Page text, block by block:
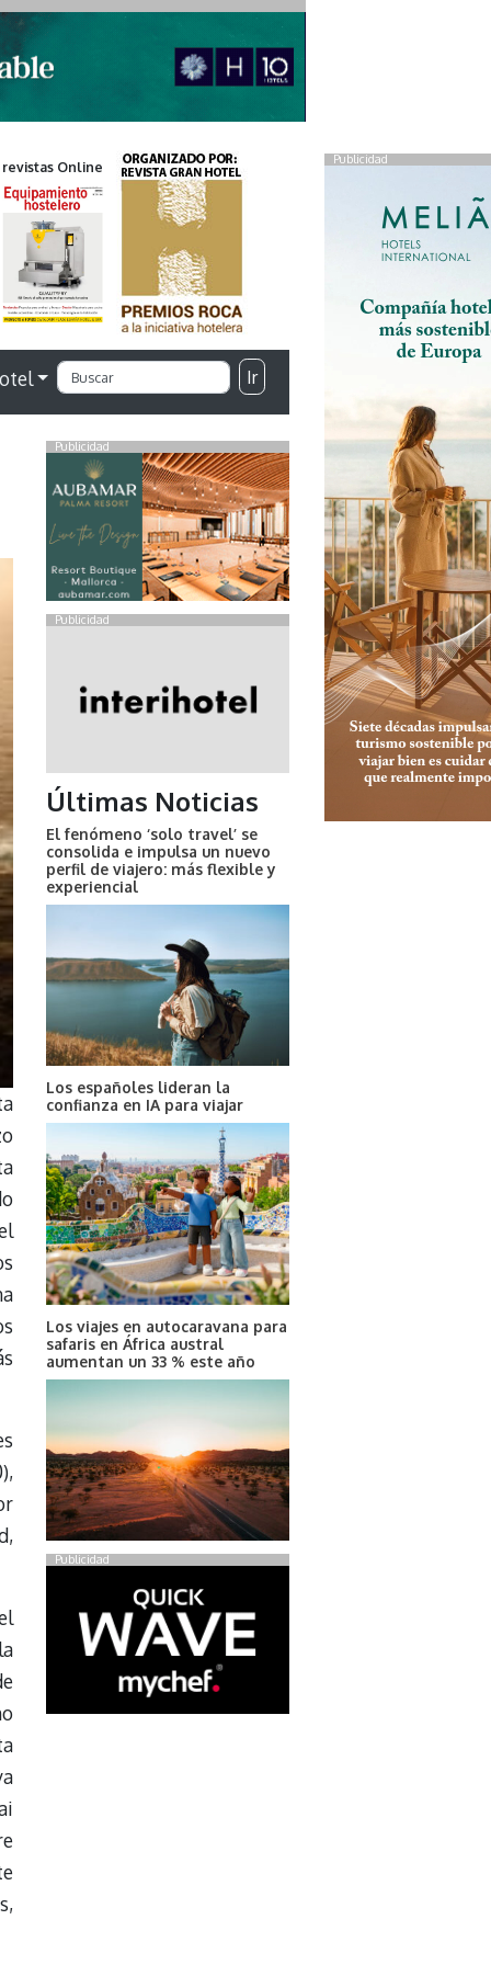
Publicidad
Online
Ir
Publicidad
Publicidad
Últimas Noticias
El fenómeno ‘solo travel’ se
consolida e impulsa un nuevo
perfil de viajero: más flexible y
experiencial
Los españoles lideran la
confianza en IA para viajar
Los viajes en autocaravana para
safaris en África austral
aumentan un 33 % este año
Publicidad